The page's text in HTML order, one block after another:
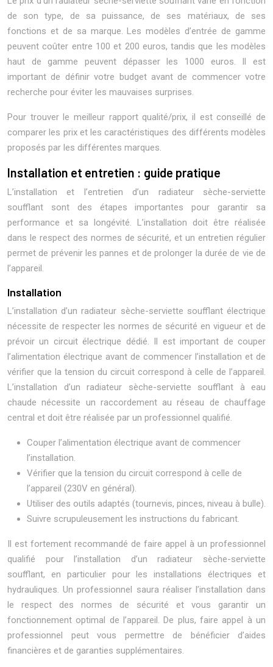
de son type, de sa puissance, de ses matériaux, de ses
fonctions et de sa marque. Les modèles d’entrée de gamme
peuvent coûter entre 100 et 200 euros, tandis que les modèles
haut de gamme peuvent dépasser les 1000 euros. Il est
important de définir votre budget avant de commencer votre
recherche pour éviter les mauvaises surprises.
Pour trouver le meilleur rapport qualité/prix, il est conseillé de
comparer les prix et les caractéristiques des différents modèles
proposés par les différentes marques.
Installation et entretien : guide pratique
L’installation et l’entretien d’un radiateur sèche-serviette
soufflant sont des étapes importantes pour garantir sa
performance et sa longévité. L’installation doit être réalisée
dans le respect des normes de sécurité, et un entretien régulier
permet de prévenir les pannes et de prolonger la durée de vie de
l’appareil.
Installation
L’installation d’un radiateur sèche-serviette soufflant électrique
nécessite de respecter les normes de sécurité en vigueur et de
prévoir un circuit électrique dédié. Il est important de couper
l’alimentation électrique avant de commencer l’installation et de
vérifier que la tension du circuit correspond à celle de l’appareil.
L’installation d’un radiateur sèche-serviette soufflant à eau
chaude nécessite un raccordement au réseau de chauffage
central et doit être réalisée par un professionnel qualifié.
Couper l’alimentation électrique avant de commencer
l’installation.
Vérifier que la tension du circuit correspond à celle de
l’appareil (230V en général).
Utiliser des outils adaptés (tournevis, pinces, niveau à bulle).
Suivre scrupuleusement les instructions du fabricant.
Il est fortement recommandé de faire appel à un professionnel
qualifié pour l’installation d’un radiateur sèche-serviette
soufflant, en particulier pour les installations électriques et
hydrauliques. Un professionnel saura réaliser l’installation dans
le respect des normes de sécurité et vous garantir un
fonctionnement optimal de l’appareil. De plus, faire appel à un
professionnel peut vous permettre de bénéficier d’aides
financières et de garanties supplémentaires.